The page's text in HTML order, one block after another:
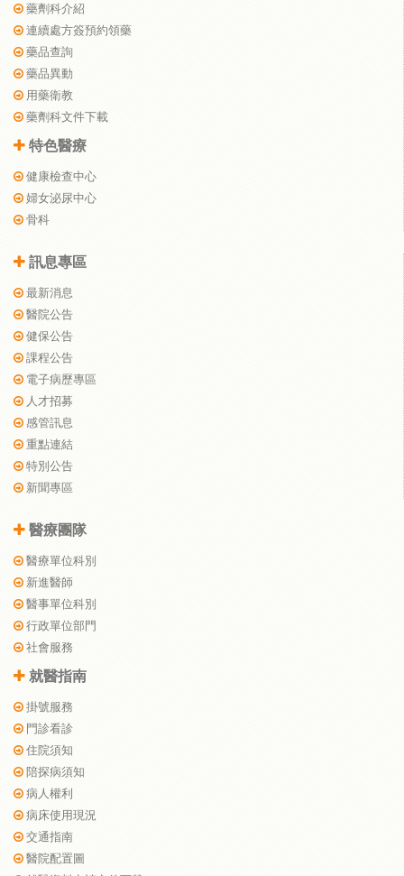
藥劑科介紹
連續處方簽預約領藥
藥品查詢
藥品異動
用藥衛教
藥劑科文件下載
特色醫療
健康檢查中心
婦女泌尿中心
骨科
訊息專區
最新消息
醫院公告
健保公告
課程公告
電子病歷專區
人才招募
感管訊息
重點連結
特別公告
新聞專區
醫療團隊
醫療單位科別
新進醫師
醫事單位科別
行政單位部門
社會服務
就醫指南
掛號服務
門診看診
住院須知
陪探病須知
病人權利
病床使用現況
交通指南
醫院配置圖